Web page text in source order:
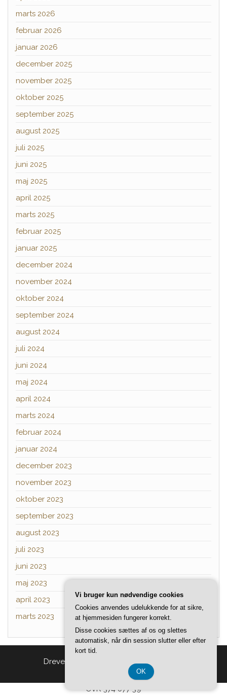
marts 2026
februar 2026
januar 2026
december 2025
november 2025
oktober 2025
september 2025
august 2025
juli 2025
juni 2025
maj 2025
april 2025
marts 2025
februar 2025
januar 2025
december 2024
november 2024
oktober 2024
september 2024
august 2024
juli 2024
juni 2024
maj 2024
april 2024
marts 2024
februar 2024
januar 2024
december 2023
november 2023
oktober 2023
september 2023
august 2023
juli 2023
juni 2023
maj 2023
april 2023
marts 2023
Drevet af Tema:Head Blog
CVR 374 077 39
Vi bruger kun nødvendige cookies
Cookies anvendes udelukkende for at sikre,
at hjemmesiden fungerer korrekt.
Disse cookies sættes af os og slettes
automatisk, når din session slutter eller efter
kort tid.
OK